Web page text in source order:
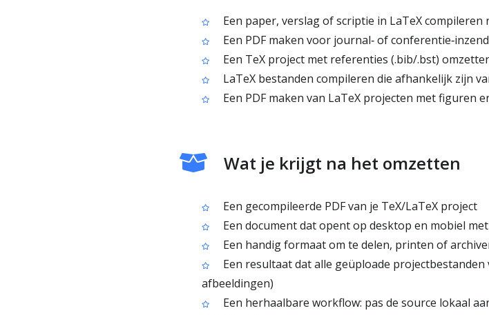
Een paper, verslag of scriptie in LaTeX compileren
Een PDF maken voor journal‑ of
Een TeX project met referenties (.bib/.bst)
LaTeX bestanden compileren die afhankelijk zijn
Een PDF maken van LaTeX projecten met figuren
Wat je krijgt na het omzetten
Een gecompileerde PDF van je TeX/LaTeX project
Een document dat opent op desktop en mobiel met
Een handig formaat om te delen, printen of
Een resultaat dat alle geüploade
afbeeldingen)
Een herhaalbare workflow: pas de source lokaal